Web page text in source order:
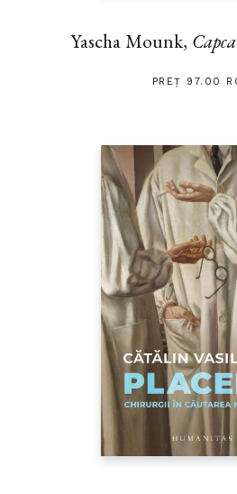
Yascha Mounk,
PREȚ 97.00